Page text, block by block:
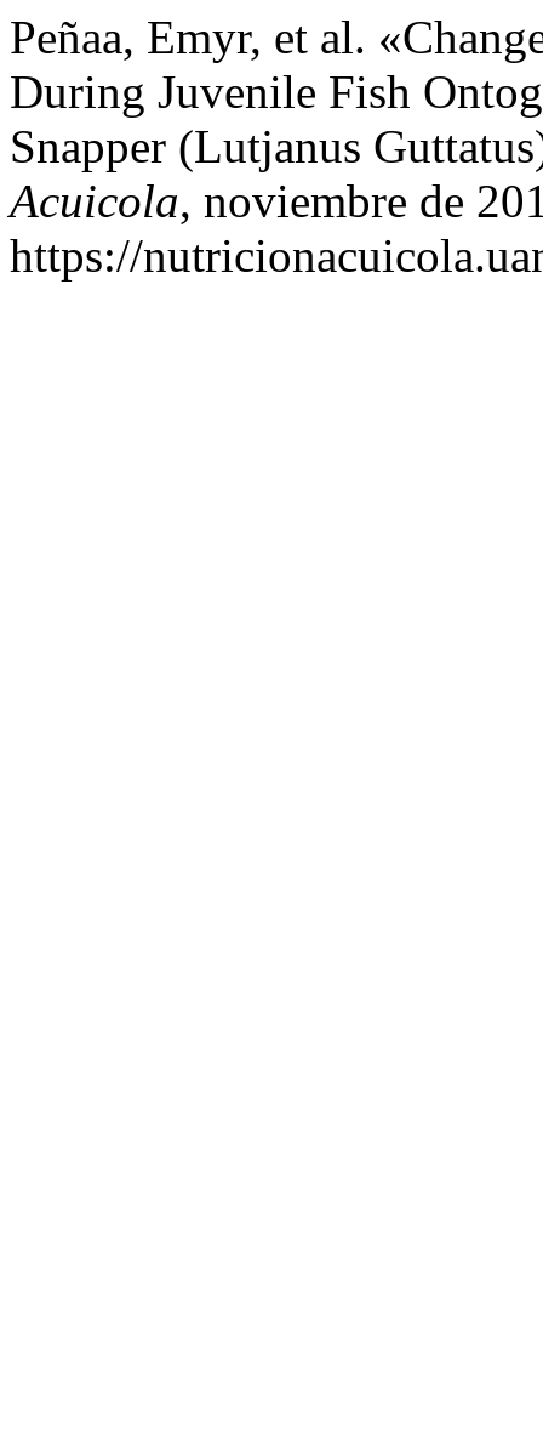
Peñaa, Emyr, et al.
During Juvenile Fish
Snapper (Lutjanus
Acuicola, noviembre de
https://